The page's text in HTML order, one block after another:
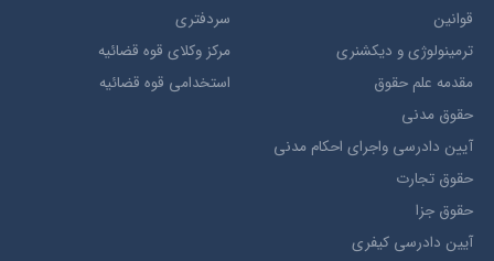
قوانین
ترمينولوژي و ديکشنري
مقدمه علم حقوق
حقوق مدني
آيين دادرسي ​واجراي ​احکام ​مدني
حقوق تجارت
حقوق جزا
آيین دادرسی کیفری
سردفتری
مرکز وکلای قوه قضائیه
استخدامی قوه قضائیه